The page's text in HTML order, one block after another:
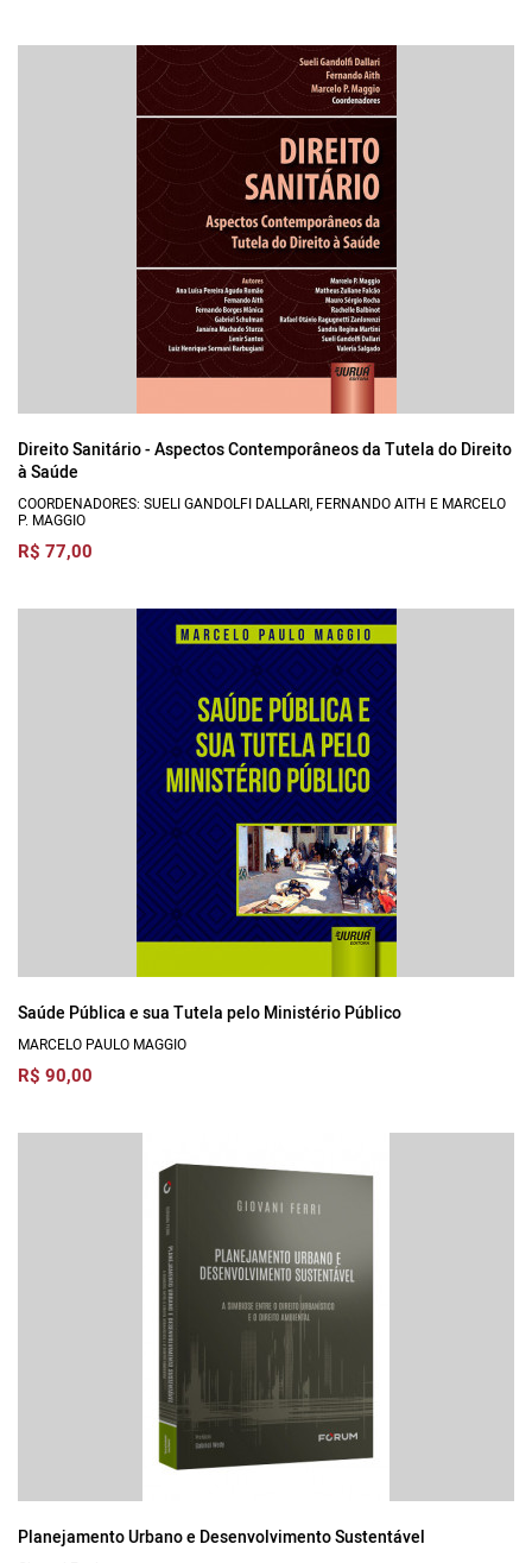
Direito Sanitário - Aspectos Contemporâneos da Tutela do Direito
à Saúde
COORDENADORES: SUELI GANDOLFI DALLARI, FERNANDO AITH E MARCELO
P. MAGGIO
R$ 77,00
Saúde Pública e sua Tutela pelo Ministério Público
MARCELO PAULO MAGGIO
R$ 90,00
Planejamento Urbano e Desenvolvimento Sustentável